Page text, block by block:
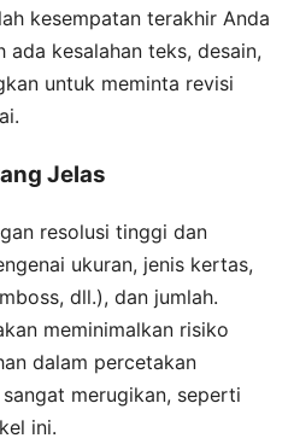
kesempatan terakhir Anda
ada kesalahan teks, desain,
untuk meminta revisi
Jelas
resolusi tinggi dan
ukuran, jenis kertas,
dll.), dan jumlah.
meminimalkan risiko
dalam percetakan
merugikan, seperti
ini.